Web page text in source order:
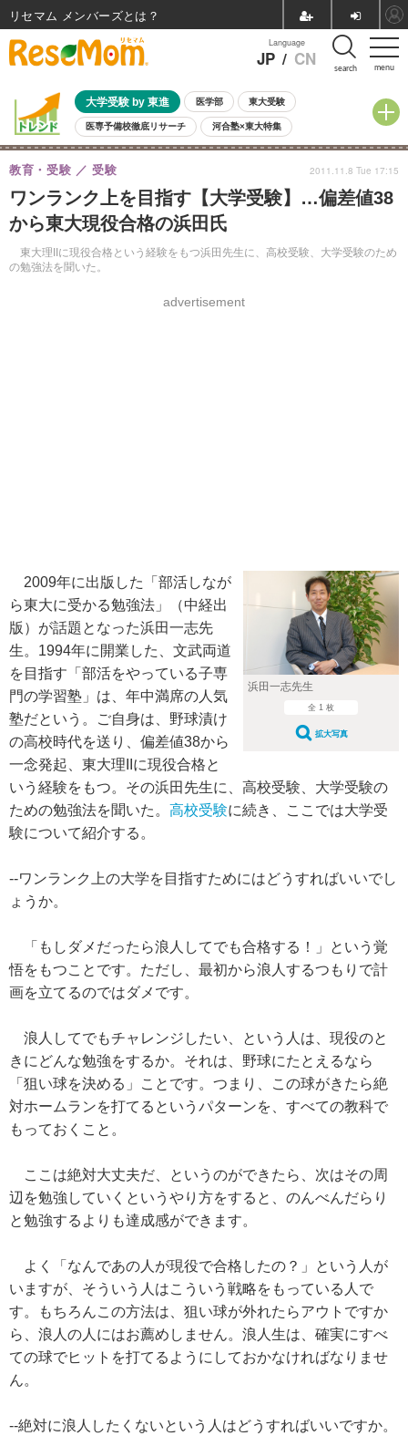
menu
Language
JP / CN search
大学受験 by 東進 医学部 東大受験
医専予備校徹底リサーチ 河合塾×東大特集
親子で考える大学選び 高校受験 中学受験 小学校受験
共通テスト 夏休み
8月開催イベント・WS 全国公立高校 過去問 人気記事
自由研究教材（小学生向け） 自由研究教材（中学生向け）
ワンランク上を目指す【大学受験】…偏差値38
から東大現役合格の浜田氏
東大理IIに現役合格という経験をもつ浜田先生に、高校受験、大学受験のため
の勉強法を聞いた。
教育・受験 受験
advertisement
2011.11.8 Tue 17:15
浜田一志先生
全 1 枚
拡大写真
2009年に出版した「部活しなが
ら東大に受かる勉強法」（中経出
版）が話題となった浜田一志先
生。1994年に開業した、文武両道
を目指す「部活をやっている子専
門の学習塾」は、年中満席の人気
塾だという。ご自身は、野球漬け
の高校時代を送り、偏差値38から
一念発起、東大理IIに現役合格と
いう経験をもつ。その浜田先生に、高校受験、大学受験の
ための勉強法を聞いた。 高校受験に続き、ここでは大学受
験について紹介する。
--ワンランク上の大学を目指すためにはどうすればいいでし
ょうか。
「もしダメだったら浪人してでも合格する！」という覚
悟をもつことです。ただし、最初から浪人するつもりで計
画を立てるのではダメです。
浪人してでもチャレンジしたい、という人は、現役のと
きにどんな勉強をするか。それは、野球にたとえるなら
「狙い球を決める」ことです。つまり、この球がきたら絶
対ホームランを打てるというパターンを、すべての教科で
もっておくこと。
ここは絶対大丈夫だ、というのができたら、次はその周
辺を勉強していくというやり方をすると、のんべんだらり
と勉強するよりも達成感ができます。
よく「なんであの人が現役で合格したの？」という人が
いますが、そういう人はこういう戦略をもっている人で
す。もちろんこの方法は、狙い球が外れたらアウトですか
ら、浪人の人にはお薦めしません。浪人生は、確実にすべ
ての球でヒットを打てるようにしておかなければなりませ
ん。
--絶対に浪人したくないという人はどうすればいいですか。
リセマム メンバーズ